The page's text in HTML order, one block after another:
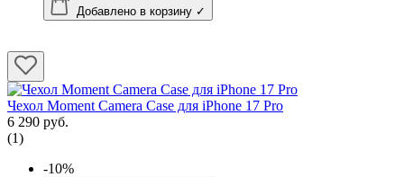
Добавлено в корзину ✓
Чехол Moment Camera Case для iPhone 17 Pro
6 290 руб.
(1)
-10%